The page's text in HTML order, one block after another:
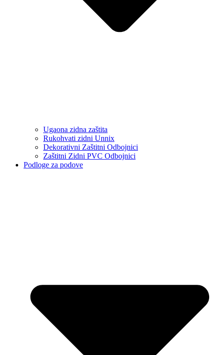
Ugaona zidna zaštita
Rukohvati zidni Unnix
Dekorativni Zaštitni Odbojnici
Zaštitni Zidni PVC Odbojnici
Podloge za podove